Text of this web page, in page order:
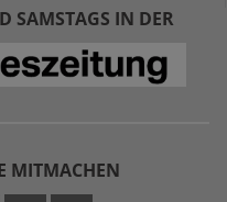
SAMSTAGS IN DER
MITMACHEN